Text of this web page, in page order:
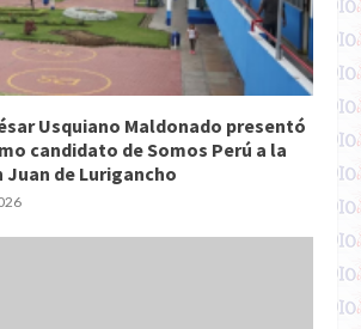
Usquiano Maldonado presentó
candidato de Somos Perú a la
Juan de Lurigancho